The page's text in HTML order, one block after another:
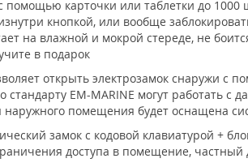
помощью карточки или таблетки до 1000
кнопкой, или вообще
на влажной и мокрой стереде, не
в подарок
открыть электрозамок снаружи
стандарту EM-MARINE могут работать
помещения будет оснащена
замок с кодовой клавиатурой +
доступа в помещение,